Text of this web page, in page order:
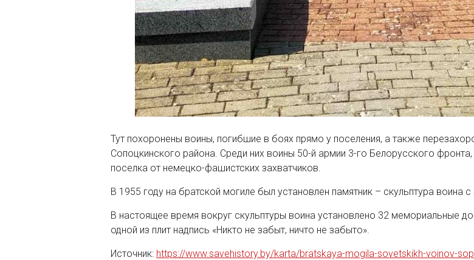
Тут похоронены воины, погибшие в боях прямо у поселения, а также
Сопоцкинского района. Среди них воины 50-й армии 3-го Белорусского
поселка от немецко-фашистских захватчиков.
В 1955 году на братской могиле был установлен памятник – скульптура воина
В настоящее время вокруг скульптуры воина установлено 32 мемориальные
одной из плит надпись «Никто не забыт, ничто не забыто».
Источник: https://www.savehistory.by/karta/bratskaya-mogila-sovetskikh-voinov-